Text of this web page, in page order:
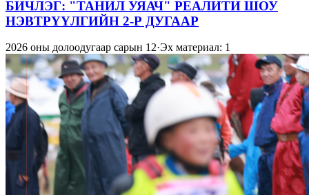
БИЧЛЭГ: "ТАНИЛ УЯАЧ" РЕАЛИТИ ШОУ
НЭВТРҮҮЛГИЙН 2-Р ДУГААР
2026 оны долоодугаар сарын 12·Эх материал: 1